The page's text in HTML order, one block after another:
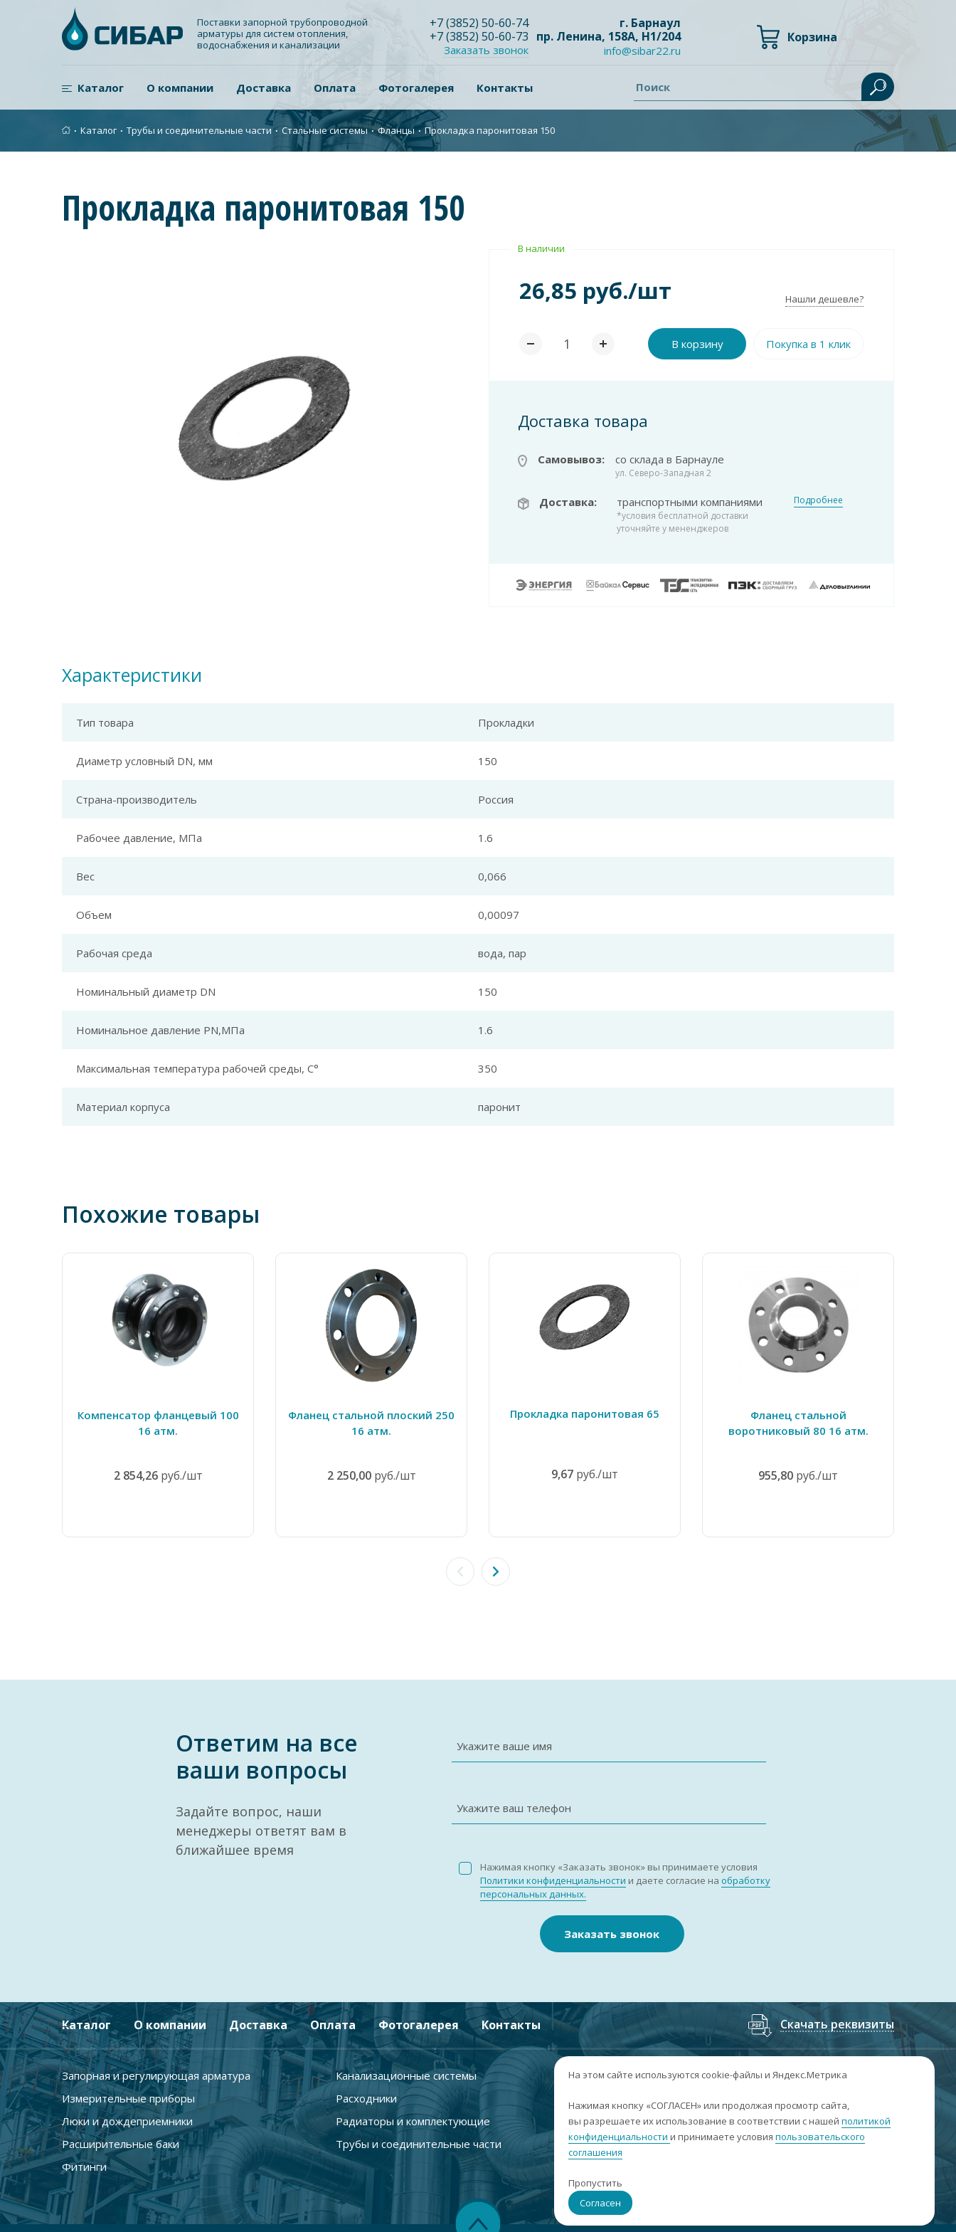
Поставки запорной трубопроводной
арматуры для систем отопления,
водоснабжения и канализации
+7(3852) 50-60-74
+7(3852) 50-60-73
Заказать звонок
г. Барнаул
пр. Ленина, 158А, Н1/204
info@sibar22.ru
Корзина
Каталог О компании Доставка Оплата Фотогалерея Контакты Поиск
∙ Каталог ∙ Трубы и соединительные части ∙ Стальные системы ∙Фланцы ∙Прокладка паронитовая 150
Прокладка паронитовая 150
В наличии
26,85 руб./шт Нашли дешевле?
В корзину Покупка в 1 клик
Доставка товара
Самовывоз: со склада в Барнауле
ул. Северо-Западная 2
Доставка: транспортными компаниями
*условия бесплатной доставки
уточняйте у мененджеров
Подробнее
Характеристики
Тип товара Прокладки
Диаметр условный DN, мм 150
Страна-производитель Россия
Рабочее давление, МПа 1.6
Вес 0,066
Объем 0,00097
Рабочая среда вода, пар
Номинальный диаметр DN 150
Номинальное давление PN,МПа 1.6
Максимальная температура рабочей среды, С° 350
Материал корпуса паронит
Похожие товары
Компенсатор фланцевый 100
16 атм.
2 854,26руб./шт
Фланец стальной плоский 250
16 атм.
2 250,00руб./шт
Прокладка паронитовая 65
9,67 руб./шт
Фланец стальной
воротниковый 80 16 атм.
955,80 руб./шт
Ответим на все
ваши вопросы
Задайте вопрос, наши
менеджеры ответят вам в
ближайшее время
Укажите ваше имя
Укажите ваш телефон
Нажимая кнопку «Заказать звонок» вы принимаете условия
Политики конфиденциальности и даете согласие на обработку
персональных данных.
Заказать звонок
Каталог О компании Доставка Оплата Фотогалерея Контакты Скачать реквизиты
Запорная и регулирующая арматура
Канализационные системы
Измерительные приборы
Расходники
Люки и дождеприемники
Радиаторы и комплектующие
Расширительные баки
Трубы и соединительные части
Фитинги
+7 (3852) 50-60-74;+7 (3852) 50-60-73
г. Барнаул, пр. Ленина, 158А, Н1/204
сб-вс: выходные
На этом сайте используются cookie-файлы и Яндекс.Метрика
Нажимая кнопку «СОГЛАСЕН» или продолжая просмотр сайта,
вы разрешаете их использование в соответствии с нашей политикой
конфиденциальности и принимаете условия пользовательского
соглашения
Пропустить
Согласен